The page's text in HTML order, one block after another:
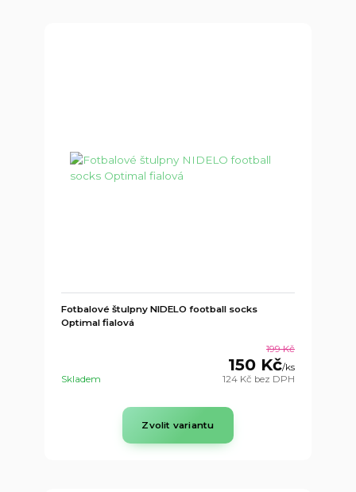
Fotbalové štulpny NIDELO football socks
Optimal fialová
199 Kč
150 Kč/ks
124 Kč bez DPH
Skladem
Zvolit variantu